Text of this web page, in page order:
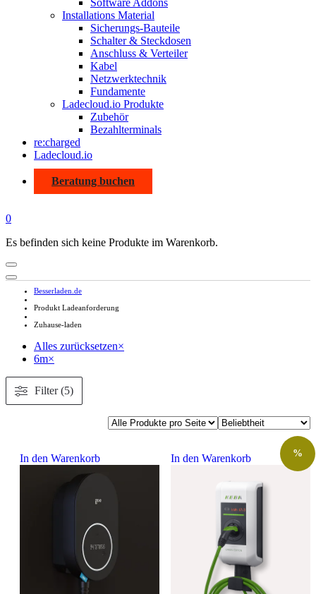
Software Addons
Installations Material
Sicherungs-Bauteile
Schalter & Steckdosen
Anschluss & Verteiler
Kabel
Netzwerktechnik
Fundamente
Ladecloud.io Produkte
Zubehör
Bezahlterminals
re:charged
Ladecloud.io
Beratung buchen
0
Es befinden sich keine Produkte im Warenkorb.
Besserladen.de
Produkt Ladeanforderung
Zuhause-laden
Alles zurücksetzen×
6m×
Filter (5)
In den Warenkorb In den Warenkorb %